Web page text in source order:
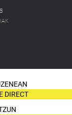
DIRECT